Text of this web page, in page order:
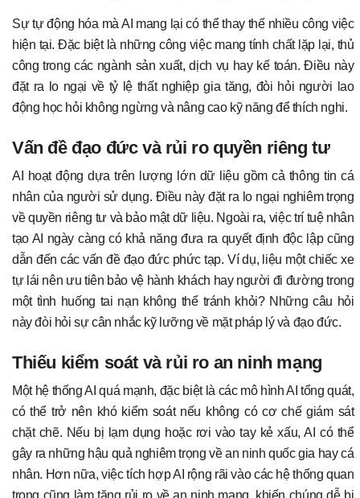
Sự tự động hóa mà AI mang lại có thể thay thế nhiều công việc
hiện tại. Đặc biệt là những công việc mang tính chất lặp lại, thủ
công trong các ngành sản xuất, dịch vụ hay kế toán. Điều này
đặt ra lo ngại về tỷ lệ thất nghiệp gia tăng, đòi hỏi người lao
động học hỏi không ngừng và nâng cao kỹ năng để thích nghi.
Vấn đề đạo đức và rủi ro quyền riêng tư
AI hoạt động dựa trên lượng lớn dữ liệu gồm cả thông tin cá
nhân của người sử dụng. Điều này đặt ra lo ngại nghiêm trọng
về quyền riêng tư và bảo mật dữ liệu. Ngoài ra, việc trí tuệ nhân
tạo AI ngày càng có khả năng đưa ra quyết định độc lập cũng
dẫn đến các vấn đề đạo đức phức tạp. Ví dụ, liệu một chiếc xe
tự lái nên ưu tiên bảo vệ hành khách hay người đi đường trong
một tình huống tai nạn không thể tránh khỏi? Những câu hỏi
này đòi hỏi sự cân nhắc kỹ lưỡng về mặt pháp lý và đạo đức.
Thiếu kiểm soát và rủi ro an ninh mạng
Một hệ thống AI quá mạnh, đặc biệt là các mô hình AI tổng quát,
có thể trở nên khó kiểm soát nếu không có cơ chế giám sát
chặt chẽ. Nếu bị lạm dụng hoặc rơi vào tay kẻ xấu, AI có thể
gây ra những hậu quả nghiêm trọng về an ninh quốc gia hay cá
nhân. Hơn nữa, việc tích hợp AI rộng rãi vào các hệ thống quan
trọng cũng làm tăng rủi ro về an ninh mạng, khiến chúng dễ bị